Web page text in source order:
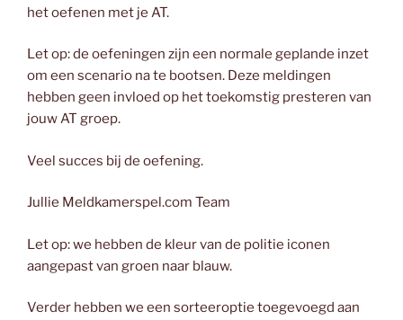
het oefenen met je AT.
Let op: de oefeningen zijn een normale geplande inzet
om een scenario na te bootsen. Deze meldingen
hebben geen invloed op het toekomstig presteren van
jouw AT groep.
Veel succes bij de oefening.
Jullie Meldkamerspel.com Team
Let op: we hebben de kleur van de politie iconen
aangepast van groen naar blauw.
Verder hebben we een sorteeroptie toegevoegd aan